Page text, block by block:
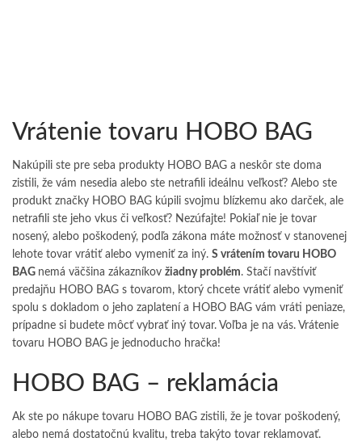
Vrátenie tovaru HOBO BAG
Nakúpili ste pre seba produkty HOBO BAG a neskôr ste doma
zistili, že vám nesedia alebo ste netrafili ideálnu veľkosť? Alebo ste
produkt značky HOBO BAG kúpili svojmu blízkemu ako darček, ale
netrafili ste jeho vkus či veľkosť? Nezúfajte! Pokiaľ nie je tovar
nosený, alebo poškodený, podľa zákona máte možnosť v stanovenej
lehote tovar vrátiť alebo vymeniť za iný. S vrátením tovaru HOBO
BAG nemá väčšina zákazníkov žiadny problém. Stačí navštíviť
predajňu HOBO BAG s tovarom, ktorý chcete vrátiť alebo vymeniť
spolu s dokladom o jeho zaplatení a HOBO BAG vám vráti peniaze,
prípadne si budete môcť vybrať iný tovar. Voľba je na vás. Vrátenie
tovaru HOBO BAG je jednoducho hračka!
HOBO BAG – reklamácia
Ak ste po nákupe tovaru HOBO BAG zistili, že je tovar poškodený,
alebo nemá dostatočnú kvalitu, treba takýto tovar reklamovať.